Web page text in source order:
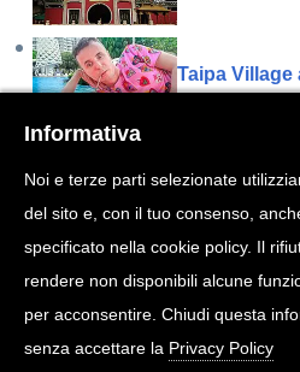
Taipa Village
Museo
Piazza del
Informativa
Noi e terze parti selezionate
del sito e, con il tuo consenso,
specificato nella cookie policy. Il
rendere non disponibili alcune
per acconsentire. Chiudi questa
senza accettare la Privacy Policy